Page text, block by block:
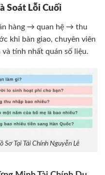
Soát Lỗi Cuối
hàng → quan hệ → thu
khi bàn giao, chuyên viên
và tính nhất quán số liệu.
Tại Tài Chính Nguyễn Lê